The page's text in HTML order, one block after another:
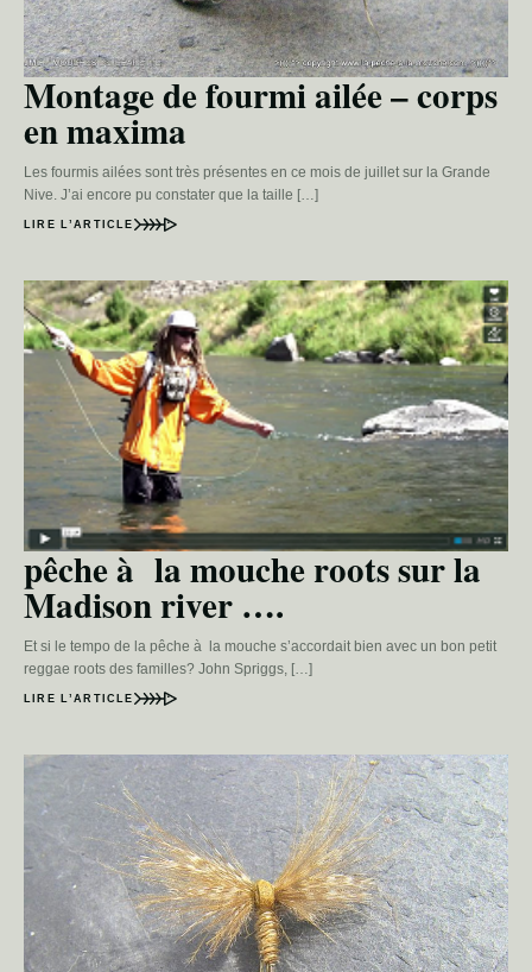
Montage de fourmi ailée – corps
en maxima
Les fourmis ailées sont très présentes en ce mois de juillet sur la Grande
Nive. J’ai encore pu constater que la taille […]
LIRE L’ARTICLE
pêche à la mouche roots sur la
Madison river ….
Et si le tempo de la pêche à la mouche s’accordait bien avec un bon petit
reggae roots des familles? John Spriggs, […]
LIRE L’ARTICLE